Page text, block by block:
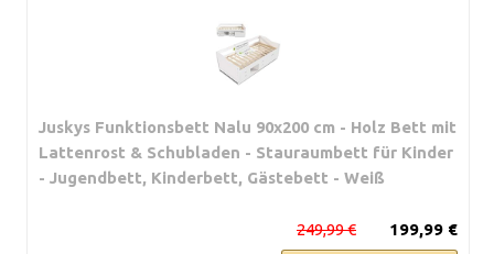
Juskys Funktionsbett Nalu 90x200 cm - Holz Bett mit
Lattenrost & Schubladen - Stauraumbett für Kinder
- Jugendbett, Kinderbett, Gästebett - Weiß
199,99 €
249,99 €